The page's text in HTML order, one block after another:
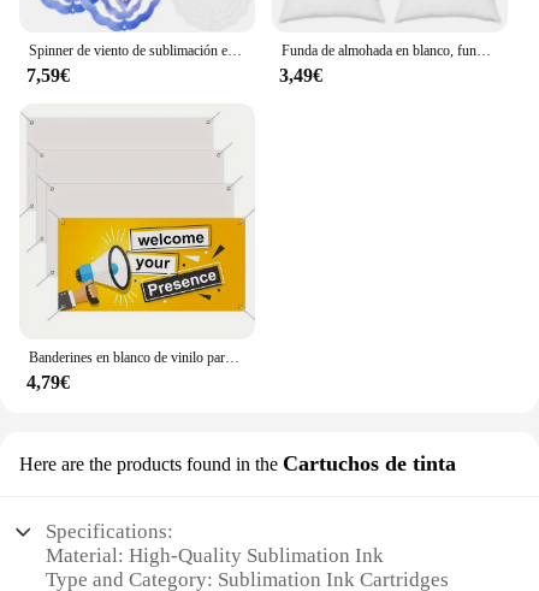
Spinner de viento de sublimación en blanco, 5 uds., Spinner de viento colgante de aluminio 3D, escultura de doble cara, adorno de ventana de jardín DIY de 3/4 pulgadas
7,59€
Funda de almohada en blanco, fundas de transferencia de calor, protección de cojín blanco, Material Premium, sofá de sublimación, 4 Uds.
3,49€
4,79€
Here are the products found in the Cartuchos de tinta
Specifications:
Material: High-Quality Sublimation Ink
Type and Category: Sublimation Ink Cartridges